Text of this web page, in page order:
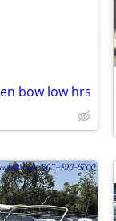
bow low hrs